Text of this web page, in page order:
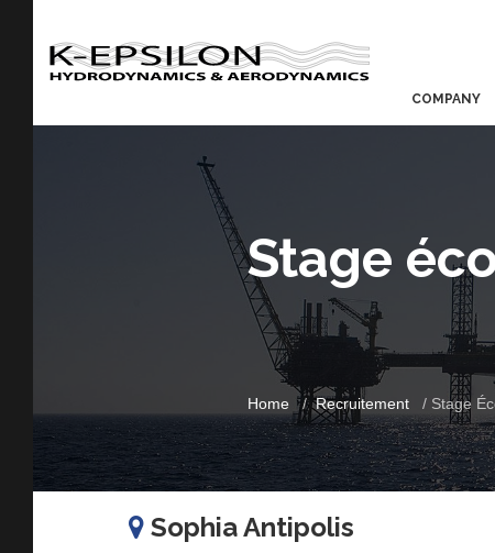
COMPANY
Stage
Home Recruitement Stage
Sophia Antipolis